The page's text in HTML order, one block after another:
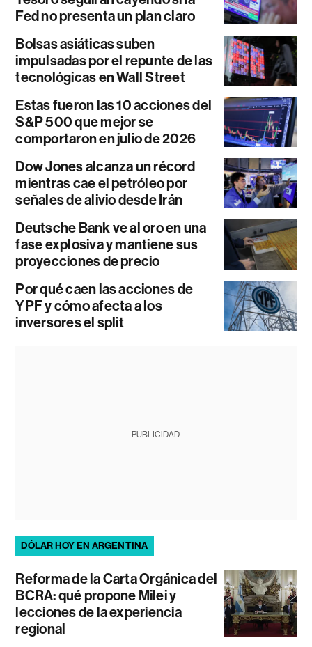
Fed no presenta un plan claro
Bolsas asiáticas suben
impulsadas por el repunte de las
tecnológicas en Wall Street
Estas fueron las 10 acciones del
S&P 500 que mejor se
comportaron en julio de 2026
Dow Jones alcanza un récord
mientras cae el petróleo por
señales de alivio desde Irán
Deutsche Bank ve al oro en una
fase explosiva y mantiene sus
proyecciones de precio
Por qué caen las acciones de
YPF y cómo afecta a los
inversores el split
PUBLICIDAD
DÓLAR HOY EN ARGENTINA
Reforma de la Carta Orgánica del
BCRA: qué propone Milei y
lecciones de la experiencia
regional